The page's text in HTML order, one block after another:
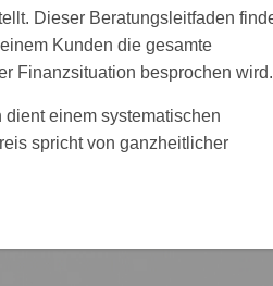
Dieser Beratungsleitfaden
Kunden die gesamte
Finanzsituation besprochen wird.
einem systematischen
spricht von ganzheitlicher